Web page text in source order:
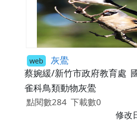
web 灰鷽
蔡婉緩/新竹市政府教育處
雀科鳥類動物灰鷽
點閱數284 下載數0
修改